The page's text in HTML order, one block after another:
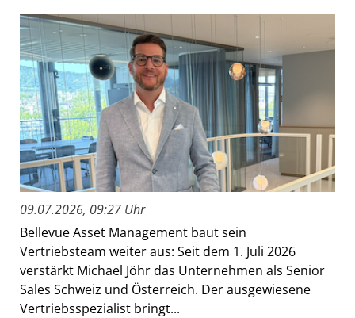
09.07.2026, 09:27 Uhr
Bellevue Asset Management baut sein
Vertriebsteam weiter aus: Seit dem 1. Juli 2026
verstärkt Michael Jöhr das Unternehmen als Senior
Sales Schweiz und Österreich. Der ausgewiesene
Vertriebsspezialist bringt...